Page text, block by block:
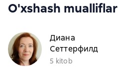
O'xshash mualliflar
Диана
Сеттерфилд
5 kitob